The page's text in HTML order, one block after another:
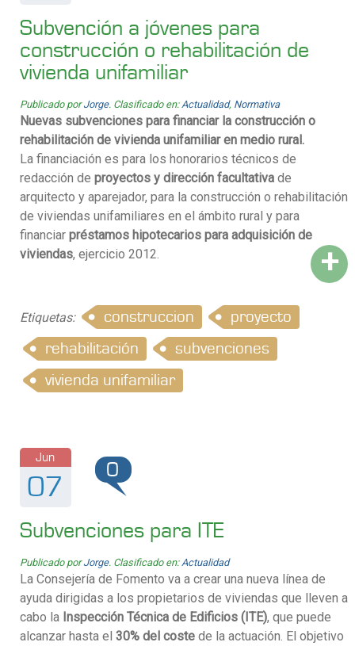
Subvención a jóvenes para
construcción o rehabilitación de
vivienda unifamiliar
Publicado porJorge. Clasificado en:Actualidad, Normativa
Nuevas subvenciones para financiar la construcción o
rehabilitación de vivienda unifamiliar en medio rural.
La financiación es para los honorarios técnicos de
redacción de proyectos y dirección facultativade
arquitecto y aparejador, para la construcción o rehabilitación
de viviendas unifamiliares en el ámbito rural y para
financiar préstamos hipotecarios para adquisición de
viviendas, ejercicio 2012. +
Etiquetas: construccion
proyecto
rehabilitación
subvenciones
vivienda unifamiliar
Jun
07
0
Subvenciones para ITE
Publicado porJorge. Clasificado en: Actualidad
La Consejería de Fomento va a crear una nueva línea de
ayuda dirigidas a los propietarios de viviendas que lleven a
cabo la Inspección Técnica de Edificios (ITE), que puede
alcanzar hasta el 30% del costede la actuación. El objetivo